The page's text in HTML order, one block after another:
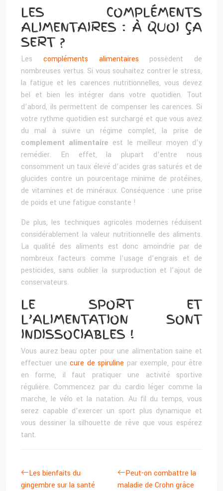
LES COMPLÉMENTS
ALIMENTAIRES : À QUOI ÇA
SERT ?
Les compléments alimentaires possèdent de
nombreuses vertus. Si vous souhaitez contrer le stress,
la fatigue et les carences nutritionnelles, vous devez
bel et bien les intégrer dans votre quotidien. Tout
d’abord, ils permettent de compenser les carences. Si
votre rythme quotidien est surchargé et que vous avez
du mal à suivre un régime complet, la prise de
complement alimentaire est le meilleur moyen d’y
remédier. En effet, la plupart d’entre nous
consomment un taux élevé d’acides gras saturés et de
glucides contre un pourcentage minime de protéines,
de vitamines et de minéraux. Conséquence : une prise
de poids et une fatigue constante !
De plus, les techniques agricoles modernes réduisent
considérablement la valeur nutritionnelle des aliments.
La qualité des aliments est donc amoindrie par de
nombreux facteurs comme l’usage d’engrais et de
pesticides, sans oublier la surproduction et l’ajout de
conservateurs.
LE SPORT ET
L’ALIMENTATION SONT
INDISSOCIABLES !
Vous aurez beau opter pour une alimentation saine et
effectuer une cure de spiruline par exemple, pour être
en forme, il faut pratiquer une activité sportive
régulière. Commencez par du cardio léger comme la
marche, le vélo et la natation. Au fil du temps, vous
serez capable d’exercer un sport plus dynamique et
vous dessiner la silhouette de rêve que vous espérez
tant.
Les bienfaits du
gingembre sur la santé
Peut-on combattre la
maladie de Crohn grâce